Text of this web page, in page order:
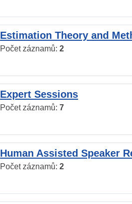
Estimation Theory and
Počet záznamů: 2
Expert Sessions
Počet záznamů: 7
Human Assisted Speaker
Počet záznamů: 2